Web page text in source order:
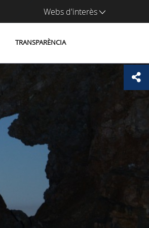
Webs d'interès
TRANSPARÈNCIA